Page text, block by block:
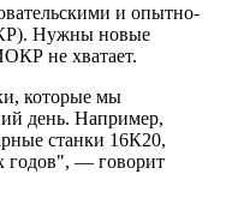
и опытно-
Нужны новые
не хватает.
которые мы
день. Например,
станки 16К20,
годов", — говорит